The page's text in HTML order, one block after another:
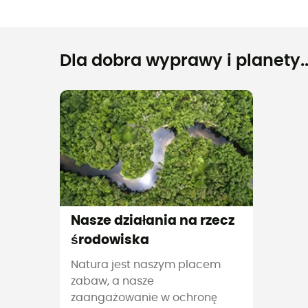
Dla dobra wyprawy i
Nasze działania na rzecz
środowiska
Natura jest naszym placem
zabaw, a nasze
zaangażowanie w ochronę